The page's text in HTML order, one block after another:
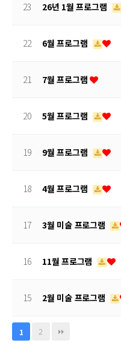
23 26년 1월 프로그램
22 6월 프로그램
21 7월 프로그램
20 5월 프로그램
19 9월 프로그램
18 4월 프로그램
17 3월 미술 프로그램
16 11월 프로그램
15 2월 미술 프로그램
1 2